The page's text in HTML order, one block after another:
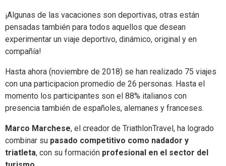
¡Algunas de las vacaciones son deportivas, otras están
pensadas también para todos aquellos que desean
experimentar un viaje deportivo, dinámico, original y en
compañía!
Hasta ahora (noviembre de 2018) se han realizado 75 viajes
con una participacion promedio de 26 personas. Hasta el
momento los participantes son el 88% italianos con
presencia también de españoles, alemanes y franceses.
Marco Marchese, el creador de TriathlonTravel, ha logrado
combinar su pasado competitivo como nadador y
triatleta, con su formación profesional en el sector del